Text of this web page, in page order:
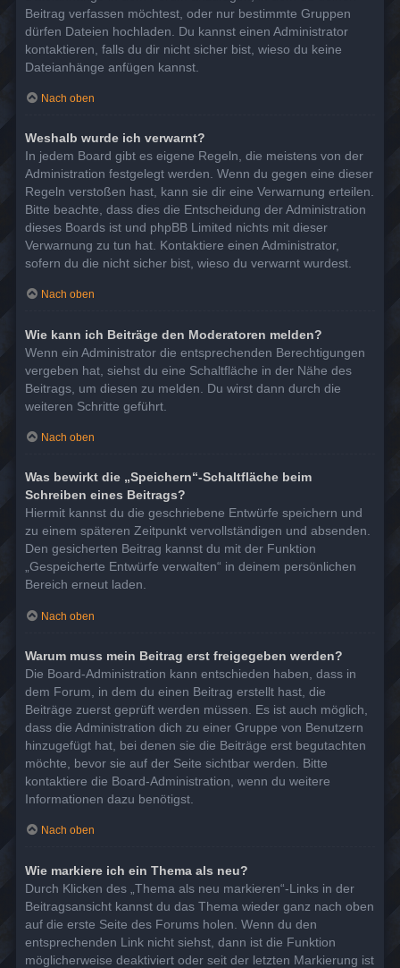
Beitrag verfassen möchtest, oder nur bestimmte Gruppen
dürfen Dateien hochladen. Du kannst einen Administrator
kontaktieren, falls du dir nicht sicher bist, wieso du keine
Dateianhänge anfügen kannst.
Nach oben
Weshalb wurde ich verwarnt?
In jedem Board gibt es eigene Regeln, die meistens von der
Administration festgelegt werden. Wenn du gegen eine dieser
Regeln verstoßen hast, kann sie dir eine Verwarnung erteilen.
Bitte beachte, dass dies die Entscheidung der Administration
dieses Boards ist und phpBB Limited nichts mit dieser
Verwarnung zu tun hat. Kontaktiere einen Administrator,
sofern du die nicht sicher bist, wieso du verwarnt wurdest.
Nach oben
Wie kann ich Beiträge den Moderatoren melden?
Wenn ein Administrator die entsprechenden Berechtigungen
vergeben hat, siehst du eine Schaltfläche in der Nähe des
Beitrags, um diesen zu melden. Du wirst dann durch die
weiteren Schritte geführt.
Nach oben
Was bewirkt die „Speichern“-Schaltfläche beim
Schreiben eines Beitrags?
Hiermit kannst du die geschriebene Entwürfe speichern und
zu einem späteren Zeitpunkt vervollständigen und absenden.
Den gesicherten Beitrag kannst du mit der Funktion
„Gespeicherte Entwürfe verwalten“ in deinem persönlichen
Bereich erneut laden.
Nach oben
Warum muss mein Beitrag erst freigegeben werden?
Die Board-Administration kann entschieden haben, dass in
dem Forum, in dem du einen Beitrag erstellt hast, die
Beiträge zuerst geprüft werden müssen. Es ist auch möglich,
dass die Administration dich zu einer Gruppe von Benutzern
hinzugefügt hat, bei denen sie die Beiträge erst begutachten
möchte, bevor sie auf der Seite sichtbar werden. Bitte
kontaktiere die Board-Administration, wenn du weitere
Informationen dazu benötigst.
Nach oben
Wie markiere ich ein Thema als neu?
Durch Klicken des „Thema als neu markieren“-Links in der
Beitragsansicht kannst du das Thema wieder ganz nach oben
auf die erste Seite des Forums holen. Wenn du den
entsprechenden Link nicht siehst, dann ist die Funktion
möglicherweise deaktiviert oder seit der letzten Markierung ist